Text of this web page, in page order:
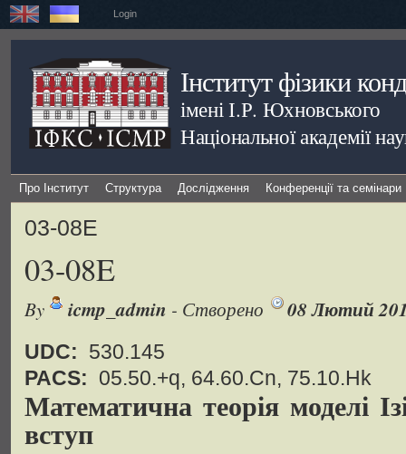
Login
Інститут фізики
імені І.Р. Юхновського
Національної академії
Про Інститут Структура Дослідження Конференції та семінари
03-08E
03-08E
By icmp_admin - Створено 08 Лютий
UDC: 530.145
PACS: 05.50.+q, 64.60.Cn, 75.10.Hk
Математична теорія моделі
вступ